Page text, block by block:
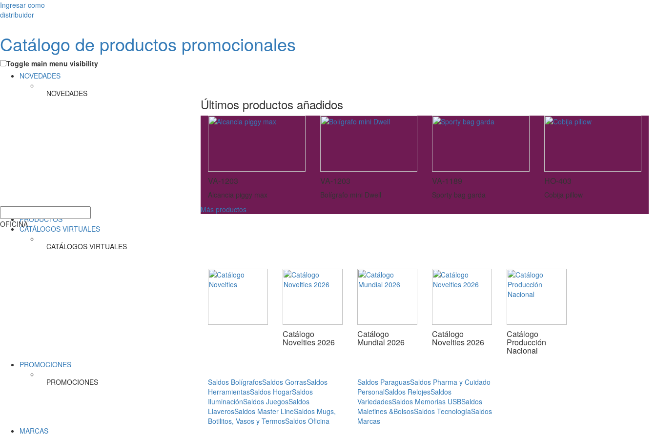
Ingresar como
distribuidor
Catálogo de productos promocionales
Toggle main menu visibility
NOVEDADES
NOVEDADES
Últimos productos añadidos
VA-1203
Alcancia piggy max
VA-1203
Bolígrafo mini Dwell
VA-1189
Sporty bag garda
HO-403
Cobija pillow
Más productos
PRODUCTOS
CATÁLOGOS VIRTUALES
CATÁLOGOS VIRTUALES
Catálogo
Novelties 2026
Catálogo
Mundial 2026
Catálogo
Novelties 2026
Catálogo
Producción
Nacional
PROMOCIONES
PROMOCIONES
Saldos BolígrafosSaldos GorrasSaldos
HerramientasSaldos HogarSaldos
IluminaciónSaldos JuegosSaldos
LlaverosSaldos Master LineSaldos Mugs,
Botilitos, Vasos y TermosSaldos Oficina
Saldos ParaguasSaldos Pharma y Cuidado
PersonalSaldos RelojesSaldos
VariedadesSaldos Memorias USBSaldos
Maletines &BolsosSaldos TecnologíaSaldos
Marcas
MARCAS
OFICINA